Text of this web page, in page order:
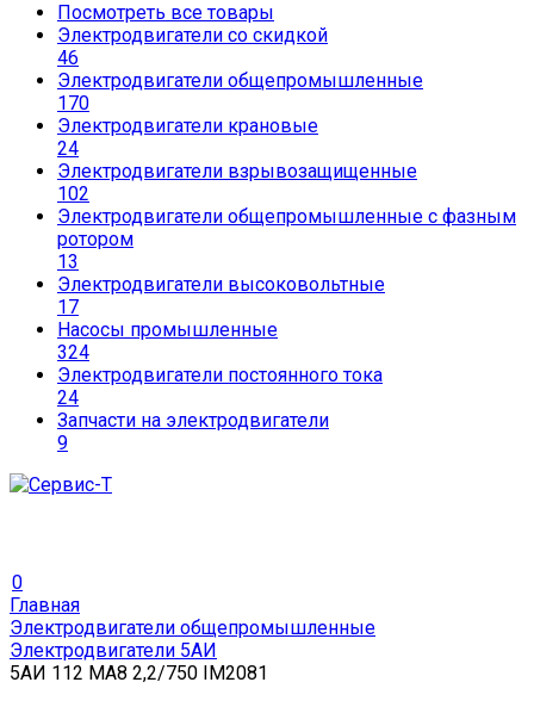
Посмотреть все товары
Электродвигатели со скидкой
46
Электродвигатели общепромышленные
170
Электродвигатели крановые
24
Электродвигатели взрывозащищенные
102
Электродвигатели общепромышленные с фазным
ротором
13
Электродвигатели высоковольтные
17
Насосы промышленные
324
Электродвигатели постоянного тока
24
Запчасти на электродвигатели
9
0
Главная
Электродвигатели общепромышленные
Электродвигатели 5АИ
5АИ 112 МА8 2,2/750 IM2081